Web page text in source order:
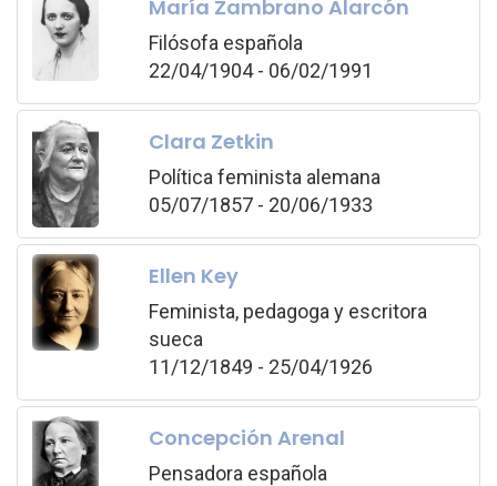
María Zambrano Alarcón
Filósofa española
22/04/1904 - 06/02/1991
Clara Zetkin
Política feminista alemana
05/07/1857 - 20/06/1933
Ellen Key
Feminista, pedagoga y escritora
sueca
11/12/1849 - 25/04/1926
Concepción Arenal
Pensadora española